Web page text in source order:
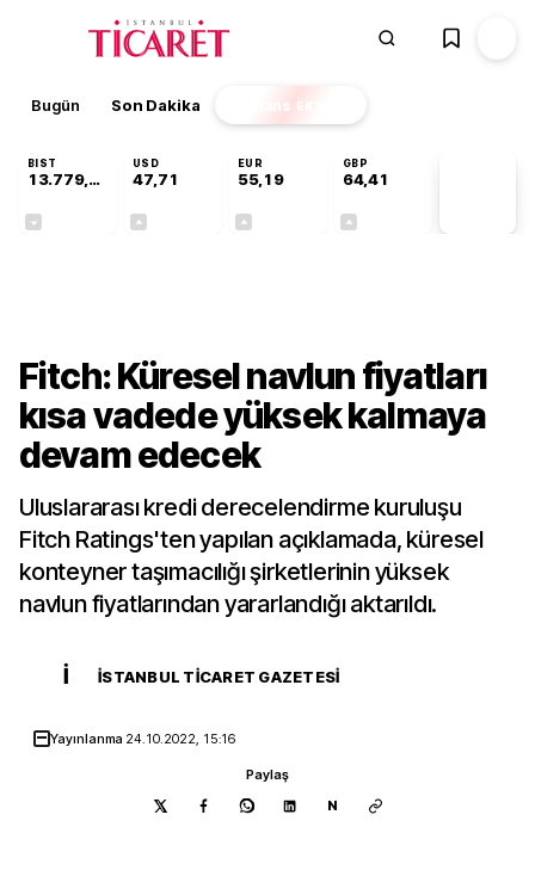
Bugün Son Dakika Finans EKSTRA
BIST
13.779,39
USD
47,71
EUR
55,19
GBP
64,41
Fitch: Küresel navlun fiyatları
kısa vadede yüksek kalmaya
devam edecek
Uluslararası kredi derecelendirme kuruluşu
Fitch Ratings'ten yapılan açıklamada, küresel
konteyner taşımacılığı şirketlerinin yüksek
navlun fiyatlarından yararlandığı aktarıldı.
İ İSTANBUL TICARET GAZETESI
Yayınlanma 24.10.2022, 15:16
Paylaş
N